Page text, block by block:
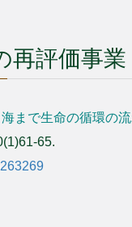
再評価事業
まで生命の循環の
65.